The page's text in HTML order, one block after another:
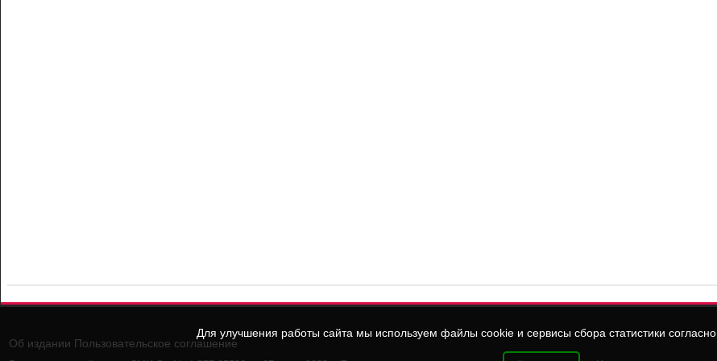
Об издании Пользовательское соглашение
Для улучшения работы сайта мы используем файлы cookie и сервисы сбора статистики согласно